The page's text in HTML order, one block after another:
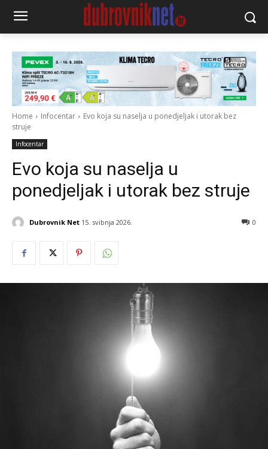
Home Infocentar
Evo koja su naselja u ponedjeljak i utorak bez
struje
Infocentar
Evo koja su naselja u
ponedjeljak i utorak bez struje
Dubrovnik Net 15. svibnja 2026. 0